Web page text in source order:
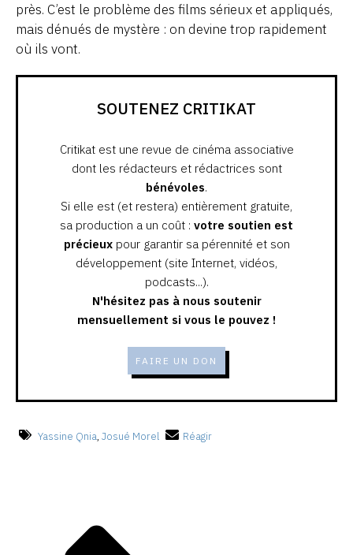
près. C’est le problème des films sérieux et appliqués,
mais dénués de mystère : on devine trop rapidement
où ils vont.
SOUTENEZ CRITIKAT
Critikat est une revue de cinéma associative
dont les rédacteurs et rédactrices sont
bénévoles.
Si elle est (et restera) entièrement gratuite,
sa production a un coût : votre soutien est
précieuxpour garantir sa pérennité et son
développement (site Internet, vidéos,
podcasts...).
N'hésitez pas à nous soutenir
mensuellement si vous le pouvez !
FAIRE UN DON
Yassine Qnia, Josué Morel Réagir